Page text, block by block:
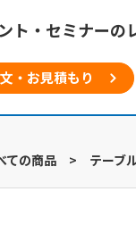
ト・セミナーの
・お見積もり
ての商品 > テーブ